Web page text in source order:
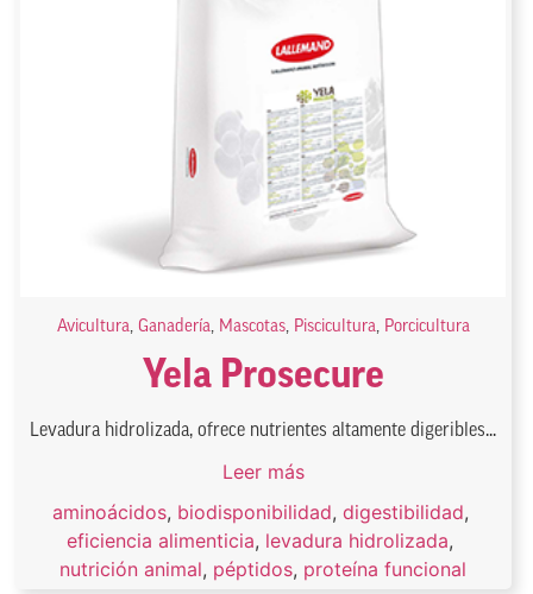
Avicultura, Ganadería, Mascotas, Piscicultura, Porcicultura
Yela Prosecure
Levadura hidrolizada, ofrece nutrientes altamente digeribles...
Leer más
aminoácidos, biodisponibilidad, digestibilidad,
eficiencia alimenticia, levadura hidrolizada,
nutrición animal, péptidos, proteína funcional